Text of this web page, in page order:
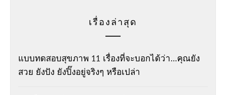
เรื่องล่าสุด
แบบทดสอบสุขภาพ 11 เรื่องที่จะบอกได้ว่า…คุณยัง
สวย ยังปัง ยังปิ๊งอยู่จริงๆ หรือเปล่า